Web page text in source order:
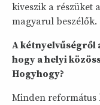
kiveszik a részüket
magyarul beszélők.
A kétnyelvűségről
hogy a helyi
Hogyhogy?
Minden református